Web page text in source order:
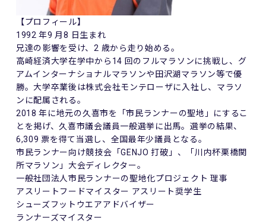
【プロフィール】
1992 年9 月8 日生まれ
兄達の影響を受け、2 歳から走り始める。
高崎経済大学在学中から14 回のフルマラソンに挑戦し、グ
アムインターナショナルマラソンや田沢湖マラソン等で優
勝。大学卒業後は株式会社モンテローザに入社し、マラソ
ンに配属される。
2018 年に地元の久喜市を「市民ランナーの聖地」にするこ
とを掲げ、久喜市議会議員一般選挙に出馬。選挙の結果、
6,309 票を得て当選し、全国最年少議員となる。
市民ランナー向け競技会「GENJO 打破」、「川内杯栗橋関
所マラソン」大会ディレクター。
一般社団法人市民ランナーの聖地化プロジェクト 理事
アスリートフードマイスター アスリート奨学生
シューズフットウエアアドバイザー
ランナーズマイスター